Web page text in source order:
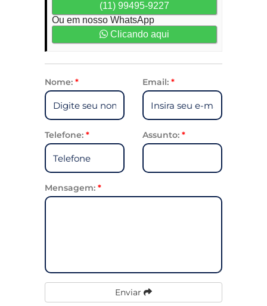
(11) 99495-9227
Ou em nosso WhatsApp
Clicando aqui
Nome: * Email: *
Telefone: * Assunto: *
Mensagem: *
Enviar